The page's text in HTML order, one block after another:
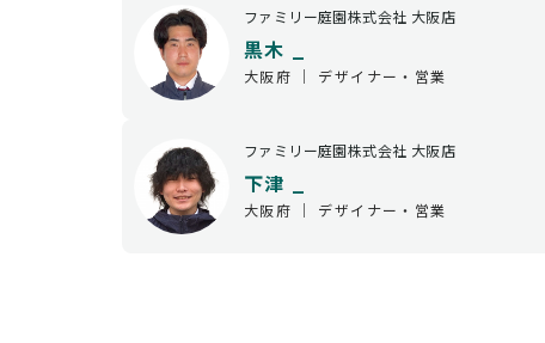
ファミリー庭園株式会社 大阪店
黒木 _
大阪府 ｜ デザイナー・営業
ファミリー庭園株式会社 大阪店
下津 _
大阪府 ｜ デザイナー・営業